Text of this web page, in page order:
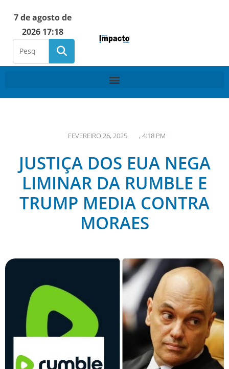
7 de agosto de
2026 17:18
FEVEREIRO 26, 2025 , 4:18 PM
JUSTIÇA DOS EUA NEGA
LIMINAR DA RUMBLE E
TRUMP MEDIA CONTRA
MORAES